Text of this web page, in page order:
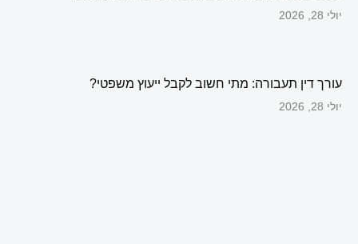
יולי 28, 2026
עורך דין תעבורה: מתי חשוב לקבל ייעוץ משפטי?
יולי 28, 2026